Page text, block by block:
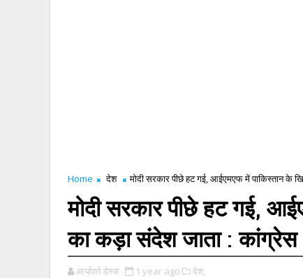
Home देश मोदी सरकार पीछे हट गई, आईएमएफ में पाकिस्तान के
मोदी सरकार पीछे हट गई,
का कड़ा संदेश जाता : कांग्रेस
आर्यावर्त डेस्क 1 year ago देश,